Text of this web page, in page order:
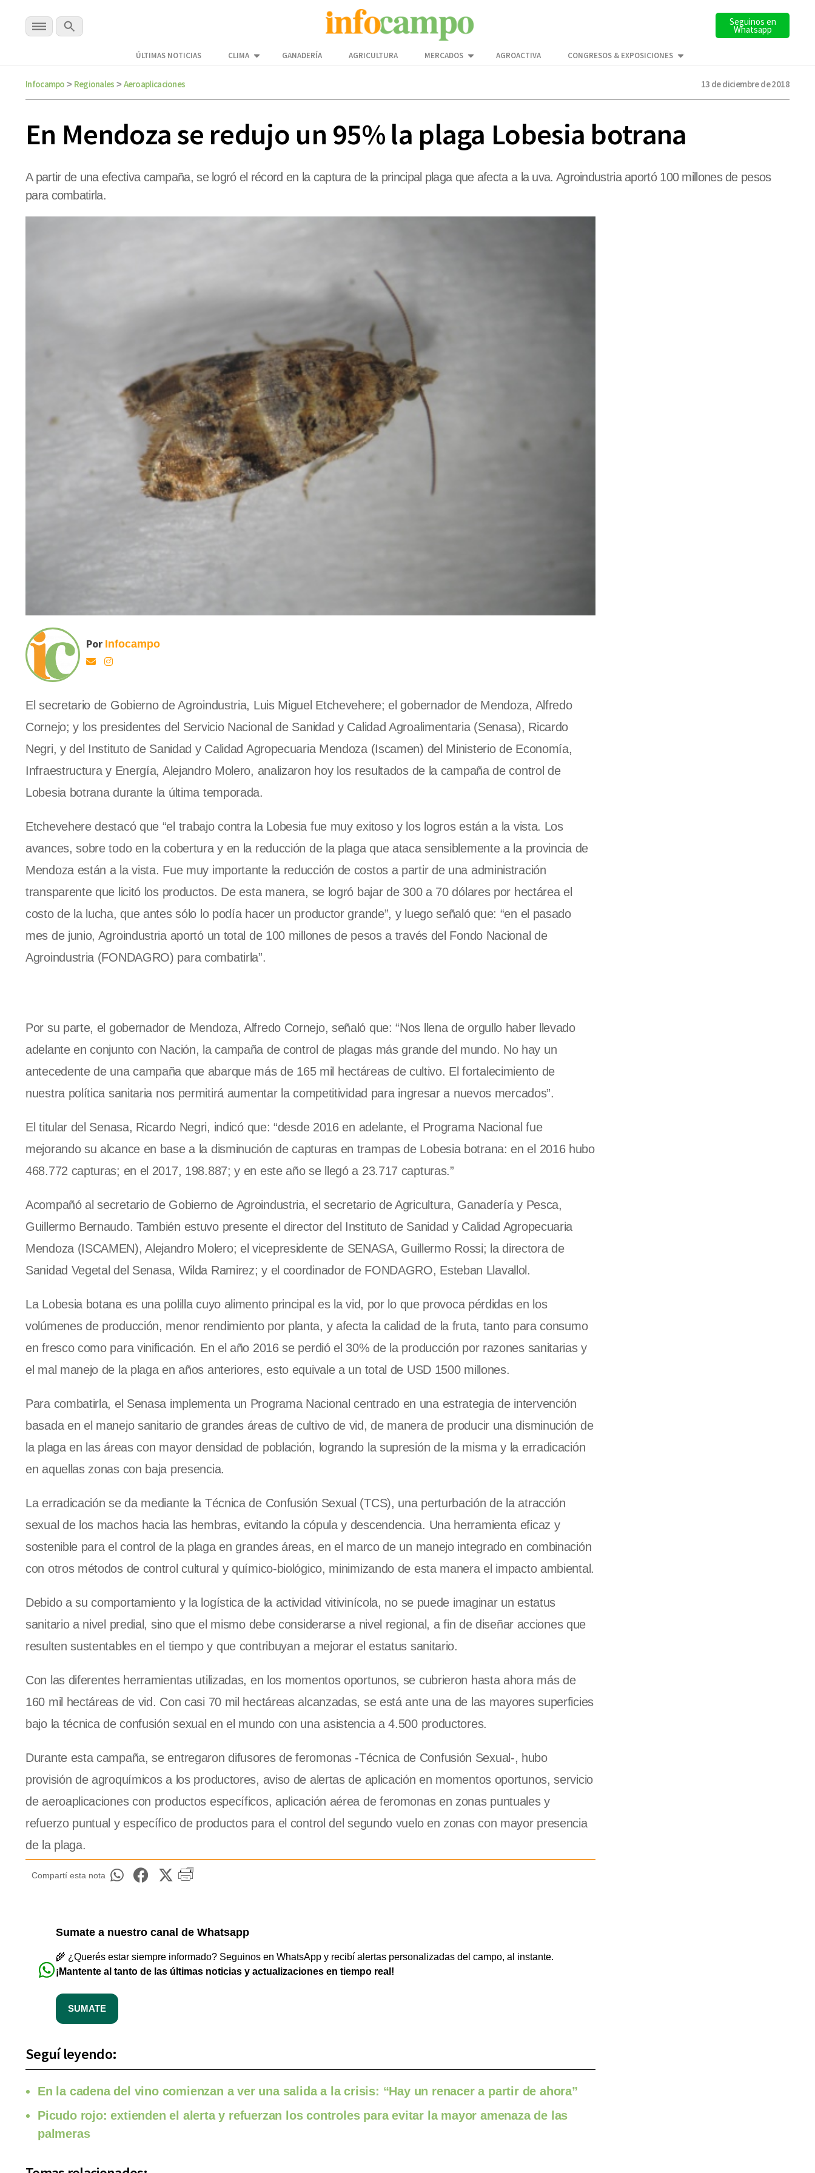
Seguinos en
Whatsapp
ÚLTIMAS NOTICIAS CLIMA GANADERÍA AGRICULTURA MERCADOS AGROACTIVA CONGRESOS & EXPOSICIONES
Infocampo > Regionales > Aeroaplicaciones 13 de diciembre de 2018
En Mendoza se redujo un 95% la plaga Lobesia botrana
A partir de una efectiva campaña, se logró el récord en la captura de la principal plaga que afecta a la uva. Agroindustria aportó 100 millones de pesos
para combatirla.
Por Infocampo
El secretario de Gobierno de Agroindustria, Luis Miguel Etchevehere; el gobernador de Mendoza, Alfredo
Cornejo; y los presidentes del Servicio Nacional de Sanidad y Calidad Agroalimentaria (Senasa), Ricardo
Negri, y del Instituto de Sanidad y Calidad Agropecuaria Mendoza (Iscamen) del Ministerio de Economía,
Infraestructura y Energía, Alejandro Molero, analizaron hoy los resultados de la campaña de control de
Lobesia botrana durante la última temporada.
Etchevehere destacó que “el trabajo contra la Lobesia fue muy exitoso y los logros están a la vista. Los
avances, sobre todo en la cobertura y en la reducción de la plaga que ataca sensiblemente a la provincia de
Mendoza están a la vista. Fue muy importante la reducción de costos a partir de una administración
transparente que licitó los productos. De esta manera, se logró bajar de 300 a 70 dólares por hectárea el
costo de la lucha, que antes sólo lo podía hacer un productor grande”, y luego señaló que: “en el pasado
mes de junio, Agroindustria aportó un total de 100 millones de pesos a través del Fondo Nacional de
Agroindustria (FONDAGRO) para combatirla”.
Por su parte, el gobernador de Mendoza, Alfredo Cornejo, señaló que: “Nos llena de orgullo haber llevado
adelante en conjunto con Nación, la campaña de control de plagas más grande del mundo. No hay un
antecedente de una campaña que abarque más de 165 mil hectáreas de cultivo. El fortalecimiento de
nuestra política sanitaria nos permitirá aumentar la competitividad para ingresar a nuevos mercados”.
El titular del Senasa, Ricardo Negri, indicó que: “desde 2016 en adelante, el Programa Nacional fue
mejorando su alcance en base a la disminución de capturas en trampas de Lobesia botrana: en el 2016 hubo
468.772 capturas; en el 2017, 198.887; y en este año se llegó a 23.717 capturas.”
Acompañó al secretario de Gobierno de Agroindustria, el secretario de Agricultura, Ganadería y Pesca,
Guillermo Bernaudo. También estuvo presente el director del Instituto de Sanidad y Calidad Agropecuaria
Mendoza (ISCAMEN), Alejandro Molero; el vicepresidente de SENASA, Guillermo Rossi; la directora de
Sanidad Vegetal del Senasa, Wilda Ramirez; y el coordinador de FONDAGRO, Esteban Llavallol.
La Lobesia botana es una polilla cuyo alimento principal es la vid, por lo que provoca pérdidas en los
volúmenes de producción, menor rendimiento por planta, y afecta la calidad de la fruta, tanto para consumo
en fresco como para vinificación. En el año 2016 se perdió el 30% de la producción por razones sanitarias y
el mal manejo de la plaga en años anteriores, esto equivale a un total de USD 1500 millones.
Para combatirla, el Senasa implementa un Programa Nacional centrado en una estrategia de intervención
basada en el manejo sanitario de grandes áreas de cultivo de vid, de manera de producir una disminución de
la plaga en las áreas con mayor densidad de población, logrando la supresión de la misma y la erradicación
en aquellas zonas con baja presencia.
La erradicación se da mediante la Técnica de Confusión Sexual (TCS), una perturbación de la atracción
sexual de los machos hacia las hembras, evitando la cópula y descendencia. Una herramienta eficaz y
sostenible para el control de la plaga en grandes áreas, en el marco de un manejo integrado en combinación
con otros métodos de control cultural y químico-biológico, minimizando de esta manera el impacto ambiental.
Debido a su comportamiento y la logística de la actividad vitivinícola, no se puede imaginar un estatus
sanitario a nivel predial, sino que el mismo debe considerarse a nivel regional, a fin de diseñar acciones que
resulten sustentables en el tiempo y que contribuyan a mejorar el estatus sanitario.
Con las diferentes herramientas utilizadas, en los momentos oportunos, se cubrieron hasta ahora más de
160 mil hectáreas de vid. Con casi 70 mil hectáreas alcanzadas, se está ante una de las mayores superficies
bajo la técnica de confusión sexual en el mundo con una asistencia a 4.500 productores.
Durante esta campaña, se entregaron difusores de feromonas -Técnica de Confusión Sexual-, hubo
provisión de agroquímicos a los productores, aviso de alertas de aplicación en momentos oportunos, servicio
de aeroaplicaciones con productos específicos, aplicación aérea de feromonas en zonas puntuales y
refuerzo puntual y específico de productos para el control del segundo vuelo en zonas con mayor presencia
de la plaga.
Compartí esta nota
Sumate a nuestro canal de Whatsapp
🌾 ¿Querés estar siempre informado? Seguinos en WhatsApp y recibí alertas personalizadas del campo, al instante.
¡Mantente al tanto de las últimas noticias y actualizaciones en tiempo real!
SUMATE
Seguí leyendo:
En la cadena del vino comienzan a ver una salida a la crisis: “Hay un renacer a partir de ahora”
Picudo rojo: extienden el alerta y refuerzan los controles para evitar la mayor amenaza de las
palmeras